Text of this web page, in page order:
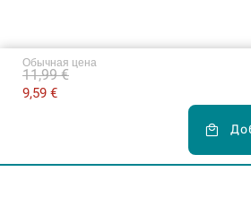
Обычная цена
9,59 €
11,99 €